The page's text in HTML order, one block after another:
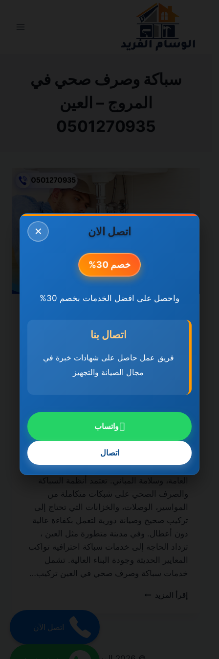
سباكة وصرف صحي في
المروج – العين
0501270935
سباكة وصرف صحي في
العين 0501270935 ضمان
مدى الحياة
بواسطة
سباكة وصرف صحي في العين تُعد سباكة وصرف
الحياة من أهم الخدمات الأساسية التي لا غنى
عنها في أي منزل أو مبنى سكني أو تجاري، نظرًا
لدورها المباشر في الحفاظ على النظافة، الصحة
العامة، وسلامة المباني. تعتمد أنظمة السباكة
والصرف الصحي على شبكات متكاملة من
المواسير، الوصلات، والخزانات التي تحتاج إلى
تركيب صحيح وصيانة دورية لتعمل بكفاءة عالية
دون أعطال. وفي مدينة متطورة مثل العين ،
تزداد الحاجة إلى خدمات سباكة احترافية تواكب
المعايير الحديثة وجودة البناء العالية. تشمل
خدمات سباكة وصرف صحي في العين تركيب…
إقرأ المزيد سباكة
ضمان
اتصل الآن
✕ اتصل الان
خصم 30%
واحصل على افضل الخدمات بخصم 30%
اتصال بنا
فريق عمل حاصل على شهادات خبرة في
مجال الصيانة والتجهيز
واتساب
اتصال